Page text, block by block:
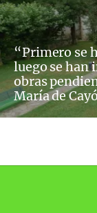
“Primero se
luego se han
obras
María de